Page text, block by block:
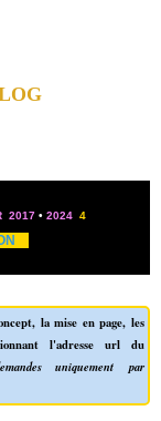
2017 • 2024 4
la mise en page, les
l'adresse url du
uniquement par